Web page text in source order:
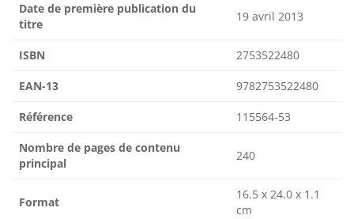
Date de première publication du
titre
19 avril 2013
ISBN 2753522480
EAN-13 9782753522480
Référence 115564-53
Nombre de pages de contenu
principal
240
Format
16.5 x 24.0 x 1.1
cm